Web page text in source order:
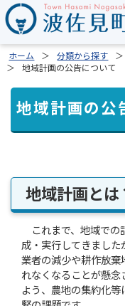
ホーム 分類から探す
地域計画の公告について
地域計画の公
地域計画とは
これまで、地域での
成・実行してきまし
業者の減少や耕作放棄
れなくなることが懸念
よう、農地の集約化